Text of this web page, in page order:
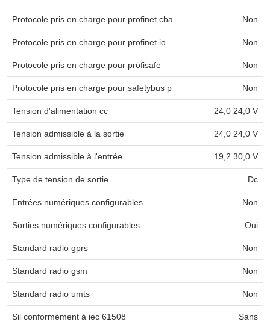
Protocole pris en charge pour profinet cba Non
Protocole pris en charge pour profinet io Non
Protocole pris en charge pour profisafe Non
Protocole pris en charge pour safetybus p Non
Tension d'alimentation cc 24,0 24,0 V
Tension admissible à la sortie 24,0 24,0 V
Tension admissible à l'entrée 19,2 30,0 V
Type de tension de sortie Dc
Entrées numériques configurables Non
Sorties numériques configurables Oui
Standard radio gprs Non
Standard radio gsm Non
Standard radio umts Non
Sil conformément à iec 61508 Sans